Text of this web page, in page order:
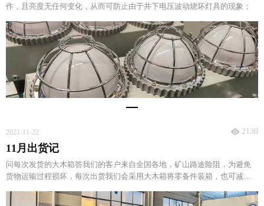
作，且亮度无任何变化，从而可防止由于井下电压波动烧坏灯具的现象；
2021-11-22 2130
11月出货记
问每次发货的大木箱答我们的客户来自全国各地，矿山路途险阻，为避免
货物运输过程损坏，每次出货我们会采用大木箱将零备件装箱，也可减少